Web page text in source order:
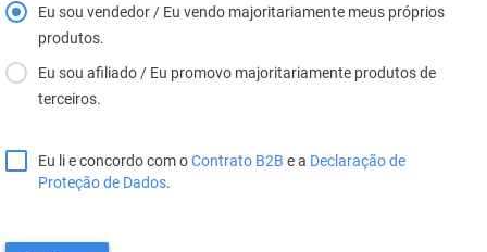
Eu sou vendedor / Eu vendo majoritariamente meus próprios
produtos.
Eu sou afiliado / Eu promovo majoritariamente produtos de
terceiros.
Eu li e concordo com oContrato B2B e a Declaração de
Proteção de Dados.